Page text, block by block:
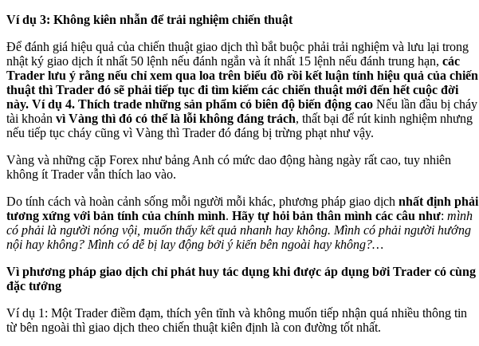
Ví dụ 3: Không kiên nhẫn để trải nghiệm chiến thuật
Để đánh giá hiệu quả của chiến thuật giao dịch thì bắt buộc phải trải nghiệm và lưu lại trong
nhật ký giao dịch ít nhất 50 lệnh nếu đánh ngắn và ít nhất 15 lệnh nếu đánh trung hạn, các
Trader lưu ý rằng nếu chỉ xem qua loa trên biểu đồ rồi kết luận tính hiệu quả của chiến
thuật thì Trader đó sẽ phải tiếp tục đi tìm kiếm các chiến thuật mới đến hết cuộc đời
này. Ví dụ 4. Thích trade những sản phẩm có biên độ biến động cao Nếu lần đầu bị cháy
tài khoản vì Vàng thì đó có thể là lỗi không đáng trách, thất bại để rút kinh nghiệm nhưng
nếu tiếp tục cháy cũng vì Vàng thì Trader đó đáng bị trừng phạt như vậy.
Vàng và những cặp Forex như bảng Anh có mức dao động hàng ngày rất cao, tuy nhiên
không ít Trader vẫn thích lao vào.
Do tính cách và hoàn cảnh sống mỗi người mỗi khác, phương pháp giao dịch nhất định phải
tương xứng với bản tính của chính mình. Hãy tự hỏi bản thân mình các câu như: mình
có phải là người nóng vội, muốn thấy kết quả nhanh hay không. Mình có phải người hướng
nội hay không? Mình có dễ bị lay động bởi ý kiến bên ngoài hay không?…
Vì phương pháp giao dịch chỉ phát huy tác dụng khi được áp dụng bởi Trader có cùng
đặc tướng
Ví dụ 1: Một Trader điềm đạm, thích yên tĩnh và không muốn tiếp nhận quá nhiều thông tin
từ bên ngoài thì giao dịch theo chiến thuật kiên định là con đường tốt nhất.